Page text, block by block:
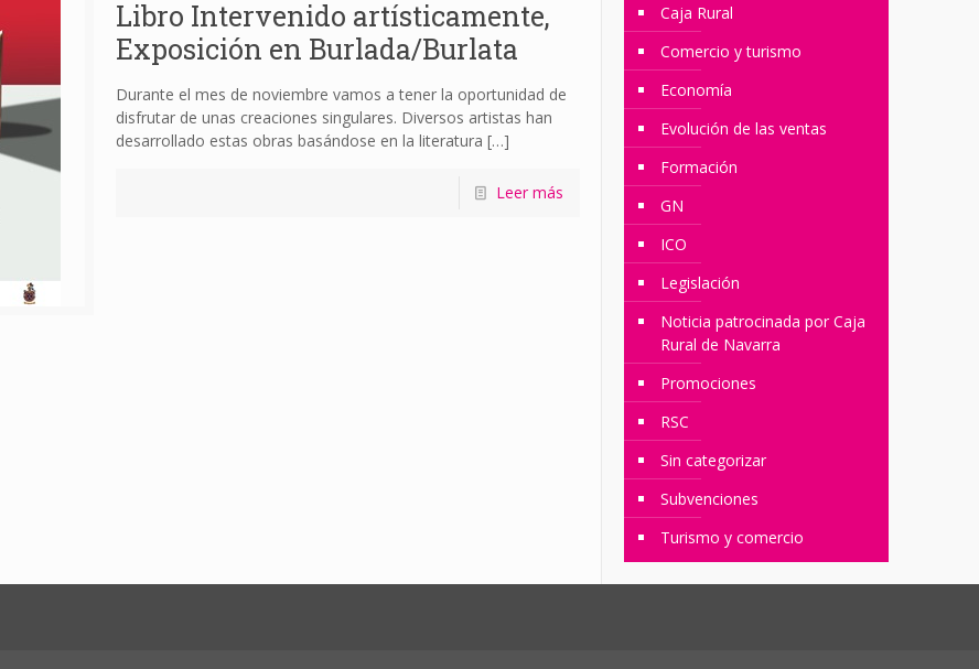
Libro Intervenido artísticamente,
Exposición en Burlada/Burlata
Durante el mes de noviembre vamos a tener la oportunidad de
disfrutar de unas creaciones singulares. Diversos artistas han
desarrollado estas obras basándose en la literatura […]
Leer más
Caja Rural
Comercio y turismo
Economía
Evolución de las ventas
Formación
GN
ICO
Legislación
Noticia patrocinada por Caja
Rural de Navarra
Promociones
RSC
Sin categorizar
Subvenciones
Turismo y comercio